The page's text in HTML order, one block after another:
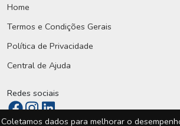
Home
Termos e Condições Gerais
Política de Privacidade
Central de Ajuda
Redes sociais
Coletamos dados para melhorar o